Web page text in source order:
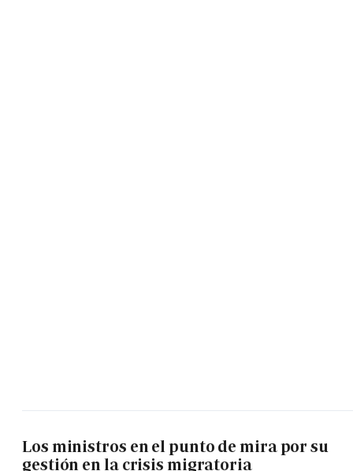
Los ministros en el punto de mira por su
gestión en la crisis migratoria